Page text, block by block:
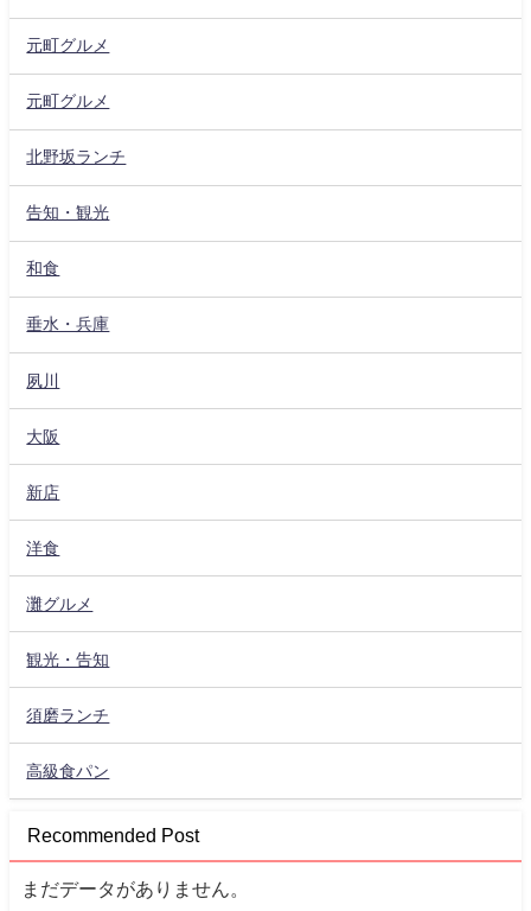
元町グルメ
元町グルメ
北野坂ランチ
告知・観光
和食
垂水・兵庫
夙川
大阪
新店
洋食
灘グルメ
観光・告知
須磨ランチ
高級食パン
Recommended Post
まだデータがありません。